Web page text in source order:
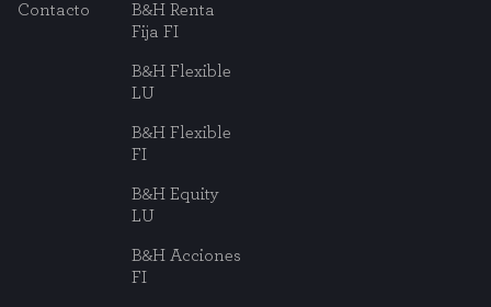
Contacto
B&H Renta
Fija FI
B&H Flexible
LU
B&H Flexible
FI
B&H Equity
LU
B&H Acciones
FI